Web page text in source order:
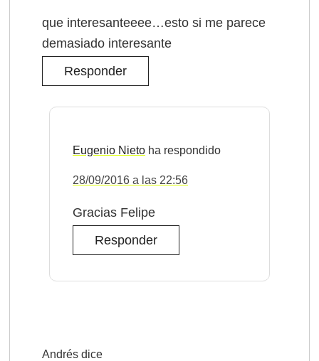
que interesanteeee…esto si me parece
demasiado interesante
Responder
Eugenio Nieto
28/09/2016 a las 22:56
Gracias Felipe
Responder
Andrés dice